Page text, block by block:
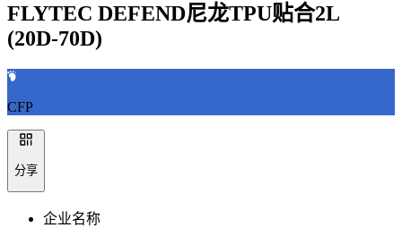
FLYTEC DEFEND尼龙TPU贴合2L
(20D-70D)
CFP
分享
企业名称